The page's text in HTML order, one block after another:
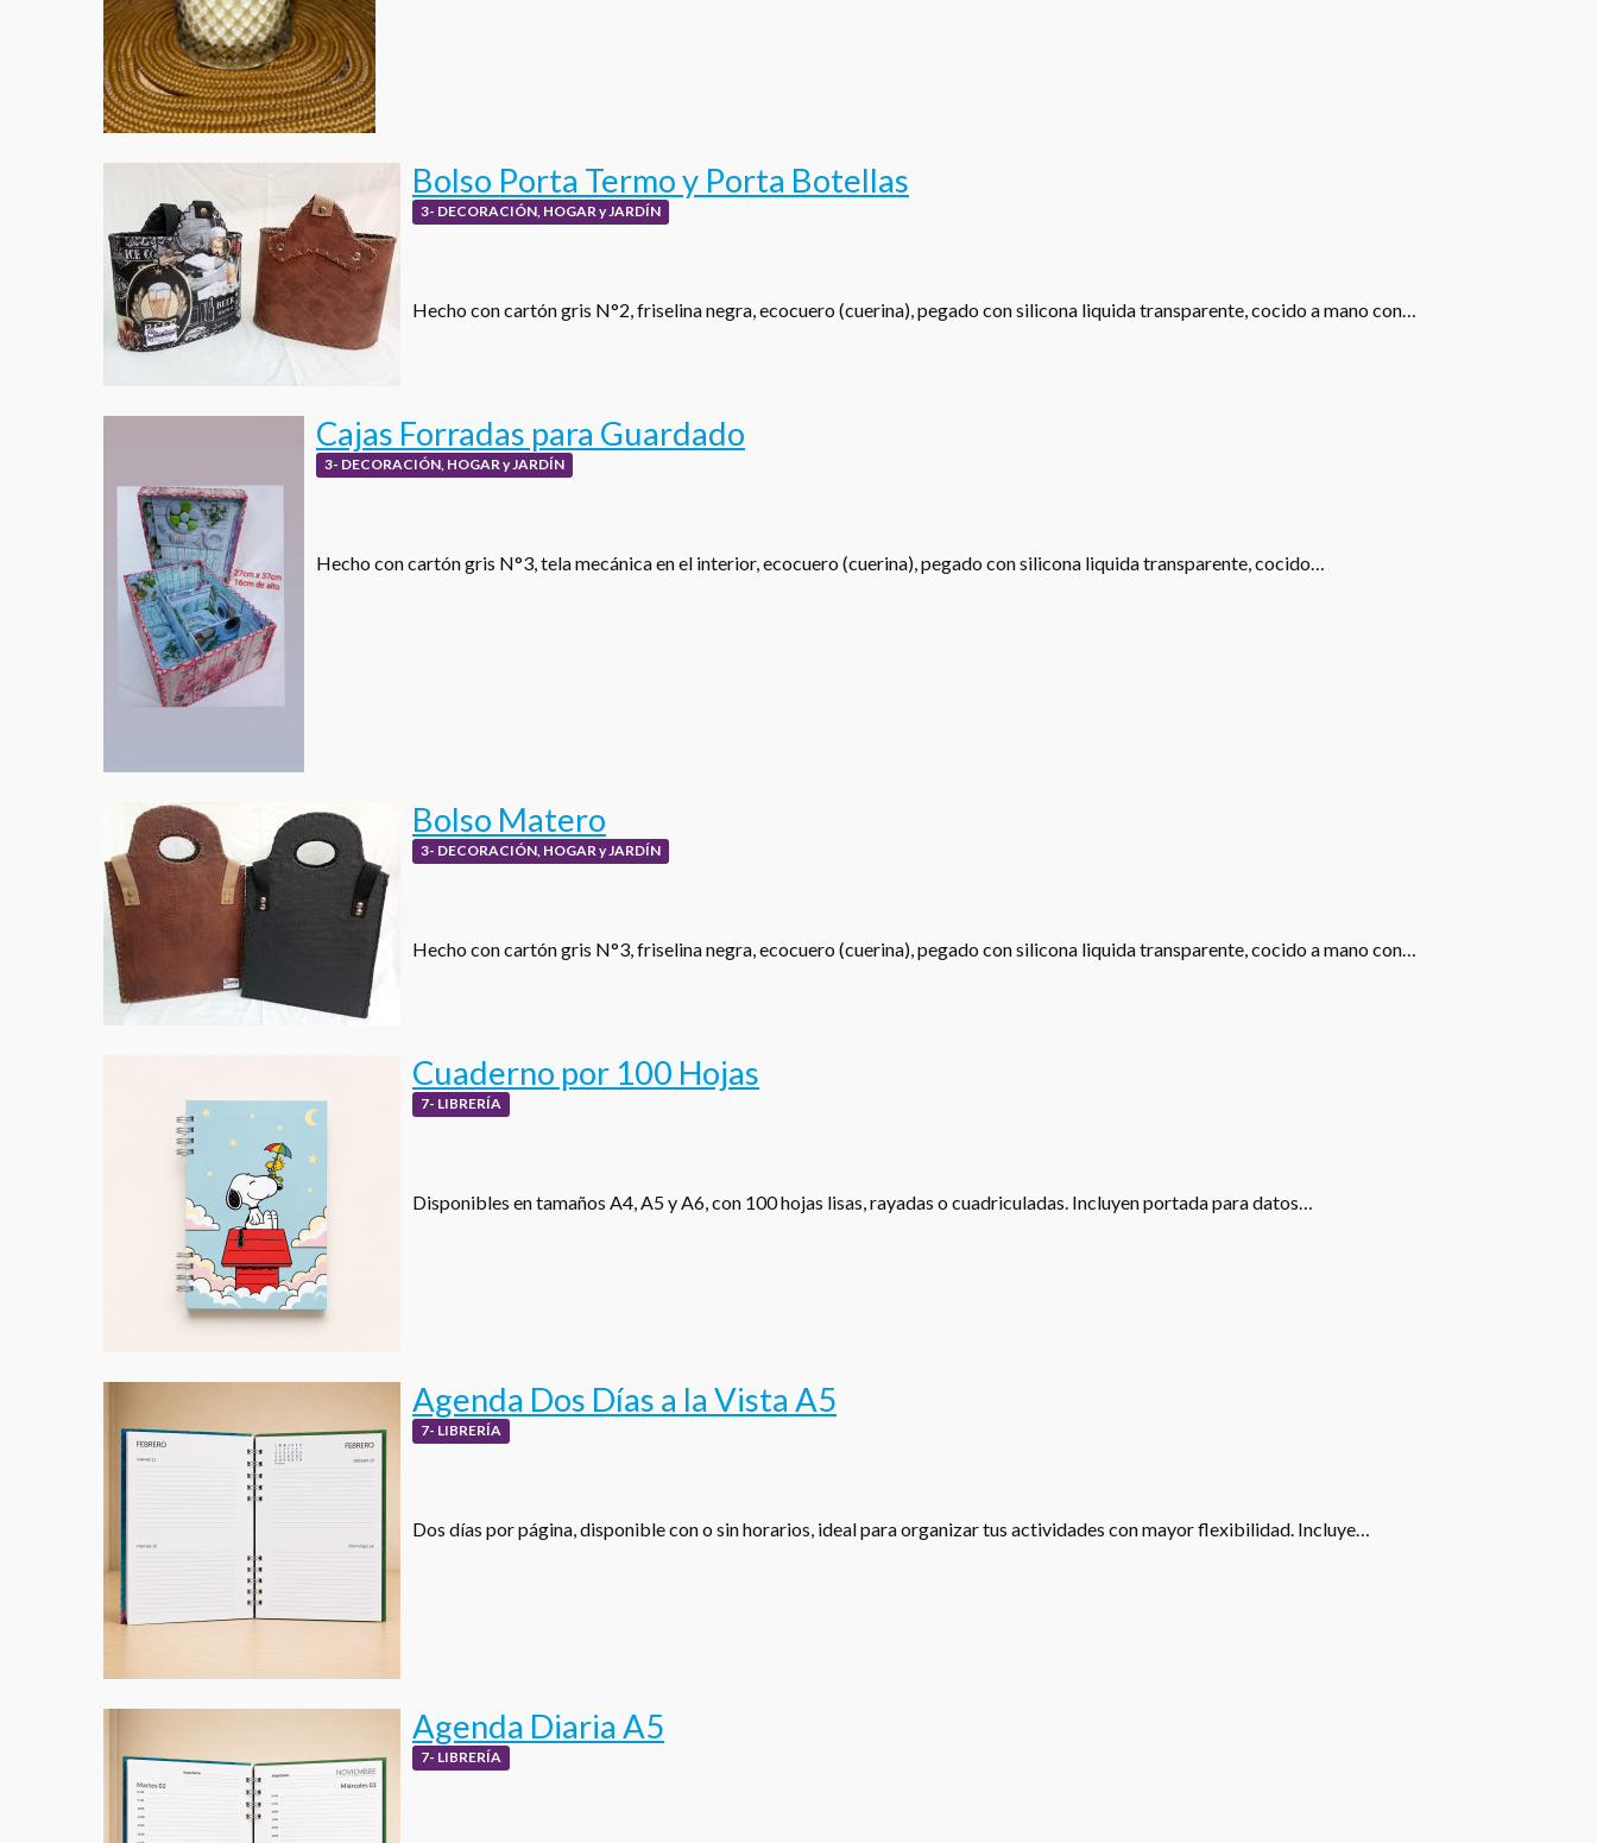
Bolso Porta Termo y Porta Botellas
3- DECORACIÓN, HOGAR y JARDÍN
Hecho con cartón gris N°2, friselina negra, ecocuero (cuerina), pegado con silicona liquida transparente, cocido a mano con…
Cajas Forradas para Guardado
3- DECORACIÓN, HOGAR y JARDÍN
Hecho con cartón gris N°3, tela mecánica en el interior, ecocuero (cuerina), pegado con silicona liquida transparente, cocido…
Bolso Matero
3- DECORACIÓN, HOGAR y JARDÍN
Hecho con cartón gris N°3, friselina negra, ecocuero (cuerina), pegado con silicona liquida transparente, cocido a mano con…
Cuaderno por 100 Hojas
7- LIBRERÍA
Disponibles en tamaños A4, A5 y A6, con 100 hojas lisas, rayadas o cuadriculadas. Incluyen portada para datos…
Agenda Dos Días a la Vista A5
7- LIBRERÍA
Dos días por página, disponible con o sin horarios, ideal para organizar tus actividades con mayor flexibilidad. Incluye…
Agenda Diaria A5
7- LIBRERÍA